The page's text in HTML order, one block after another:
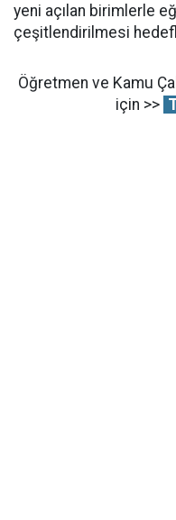
yeni açılan birimlerle
çeşitlendirilmesi
Öğretmen ve Kamu
için >>